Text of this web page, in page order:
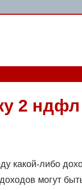
2
какой-либо
могут